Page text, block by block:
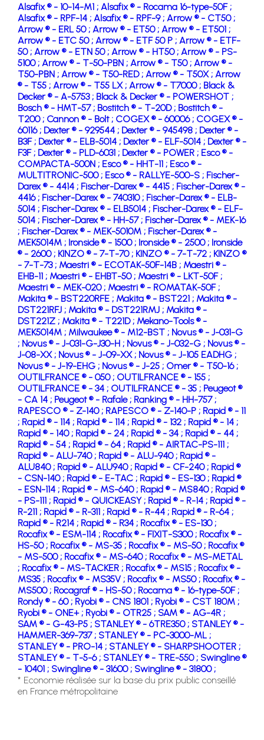
Alsafix ® - 10-14-M1 ; Alsafix ® - Rocama 16-type-50F ;
Alsafix ® - RPF-14 ; Alsafix ® - RPF-9 ; Arrow ® - CT50 ;
Arrow ® - ERL 50 ; Arrow ® - ET50 ; Arrow ® - ET501 ;
Arrow ® - ETC 50 ; Arrow ® - ETF 50 P ; Arrow ® - ETF-
50 ; Arrow ® - ETN 50 ; Arrow ® - HT50 ; Arrow ® - PS-
5100 ; Arrow ® - T-50-PBN ; Arrow ® - T50 ; Arrow ® -
T50-PBN ; Arrow ® - T50-RED ; Arrow ® - T50X ; Arrow
® - T55 ; Arrow ® - T55 LX ; Arrow ® - T7000 ; Black &
Decker ® - A-5753 ; Black & Decker ® - POWERSHOT ;
Bosch ® - HMT-57 ; Bostitch ® - T-20D ; Bostitch ® -
T200 ; Cannon ® - Bolt ; COGEX ® - 60006 ; COGEX ® -
60116 ; Dexter ® - 929544 ; Dexter ® - 945498 ; Dexter ® -
B3F ; Dexter ® - ELB-5014 ; Dexter ® - ELF-5014 ; Dexter ® -
F3F ; Dexter ® - PLD-6031 ; Dexter ® - POWER ; Esco ® -
COMPACTA-500N ; Esco ® - HHT-11 ; Esco ® -
MULTITRONIC-500 ; Esco ® - RALLYE-500-S ; Fischer-
Darex ® - 4414 ; Fischer-Darex ® - 4415 ; Fischer-Darex ® -
4416 ; Fischer-Darex ® - 740310 ; Fischer-Darex ® - ELB-
5014 ; Fischer-Darex ® - ELB5014 ; Fischer-Darex ® - ELF-
5014 ; Fischer-Darex ® - HH-57 ; Fischer-Darex ® - MEK-16
; Fischer-Darex ® - MEK-5010M ; Fischer-Darex ® -
MEK5014M ; Ironside ® - 1500 ; Ironside ® - 2500 ; Ironside
® - 2600 ; KINZO ® - 7-T-70 ; KINZO ® - 7-T-72 ; KINZO ®
- 7-T-73 ; Maestri ® - ECOTAK-50F-14B ; Maestri ® -
EHB-11 ; Maestri ® - EHBT-50 ; Maestri ® - LKT-50F ;
Maestri ® - MEK-020 ; Maestri ® - ROMATAK-50F ;
Makita ® - BST220RFE ; Makita ® - BST221 ; Makita ® -
DST221RFJ ; Makita ® - DST221RMJ ; Makita ® -
DST221Z ; Makita ® - T221D ; Mekano-Tools ® -
MEK5014M ; Milwaukee ® - M12-BST ; Novus ® - J-031-G
; Novus ® - J-031-G-J30-H ; Novus ® - J-032-G ; Novus ® -
J-08-XX ; Novus ® - J-09-XX ; Novus ® - J-105 EADHG ;
Novus ® - J-19-EHG ; Novus ® - J-25 ; Omer ® - T50-16 ;
OUTILFRANCE ® - 050 ; OUTILFRANCE ® - 155 ;
OUTILFRANCE ® - 34 ; OUTILFRANCE ® - 35 ; Peugeot ®
- CA 14 ; Peugeot ® - Rafale ; Ranking ® - HH-757 ;
RAPESCO ® - Z-140 ; RAPESCO ® - Z-140-P ; Rapid ® - 11
; Rapid ® - 114 ; Rapid ® - 114 ; Rapid ® - 132 ; Rapid ® - 14 ;
Rapid ® - 140 ; Rapid ® - 24 ; Rapid ® - 34 ; Rapid ® - 44 ;
Rapid ® - 54 ; Rapid ® - 64 ; Rapid ® - AIRTAC-PS-111 ;
Rapid ® - ALU-740 ; Rapid ® - ALU-940 ; Rapid ® -
ALU840 ; Rapid ® - ALU940 ; Rapid ® - CF-240 ; Rapid ®
- CSN-140 ; Rapid ® - E-TAC ; Rapid ® - ES-130 ; Rapid ®
- ESN-114 ; Rapid ® - MS-640 ; Rapid ® - MS840 ; Rapid ®
- PS-111 ; Rapid ® - QUICKEASY ; Rapid ® - R-14 ; Rapid ® -
R-211 ; Rapid ® - R-311 ; Rapid ® - R-44 ; Rapid ® - R-64 ;
Rapid ® - R214 ; Rapid ® - R34 ; Rocafix ® - ES-130 ;
Rocafix ® - ESM-114 ; Rocafix ® - FIXIT-S300 ; Rocafix ® -
HS-50 ; Rocafix ® - MS-35 ; Rocafix ® - MS-50 ; Rocafix ®
- MS-500 ; Rocafix ® - MS-640 ; Rocafix ® - MS-METAL
; Rocafix ® - MS-TACKER ; Rocafix ® - MS15 ; Rocafix ® -
MS35 ; Rocafix ® - MS35V ; Rocafix ® - MS50 ; Rocafix ® -
MS500 ; Rocagraf ® - HS-50 ; Rocama ® - 16-type-50F ;
Rondy ® - 60 ; Ryobi ® - CNS 1801 ; Ryobi ® - CST 180M ;
Ryobi ® - ONE+ ; Ryobi ® - OTR25 ; SAM ® - AG-4R ;
SAM ® - G-43-P5 ; STANLEY ® - 6TRE350 ; STANLEY ® -
HAMMER-369-737 ; STANLEY ® - PC-3000-ML ;
STANLEY ® - PRO-14 ; STANLEY ® - SHARPSHOOTER ;
STANLEY ® - T-5-6 ; STANLEY ® - TRE-550 ; Swingline ®
- 10401 ; Swingline ® - 31600 ; Swingline ® - 31800 ;
* Economie réalisée sur la base du prix public conseillé
en France métropolitaine